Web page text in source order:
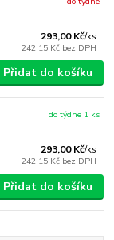
293,00 Kč/ks
242,15 Kč bez DPH
Přidat do košíku
293,00 Kč/ks
242,15 Kč bez DPH
do týdne 1 ks
Přidat do košíku